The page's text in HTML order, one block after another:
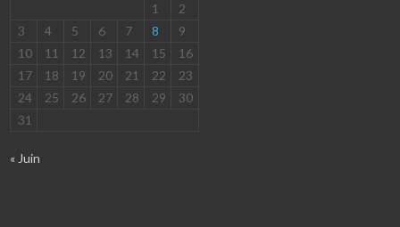
1
2
3
4 5 6 7 8
9
10
11 12 13 14 15
16
17
18 19 20 21 22
23
24
25 26 27 28 29
30
31
« Juin